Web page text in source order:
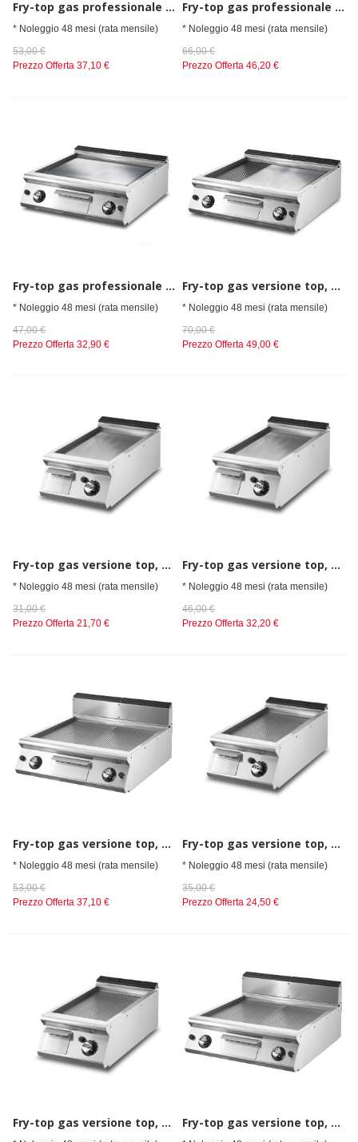
Fry-top gas professionale piastra 2/3 liscia 1/3 rigata da banco
* Noleggio 48 mesi (rata mensile)
53,00 €
Prezzo Offerta 37,10 €
Fry-top gas professionale piastra liscia cromata da banco
* Noleggio 48 mesi (rata mensile)
66,00 €
Prezzo Offerta 46,20 €
Fry-top gas professionale piastra liscia da banco
* Noleggio 48 mesi (rata mensile)
47,00 €
Prezzo Offerta 32,90 €
Fry-top gas versione top, piastra 2/3 liscia e 1/3 rigata cromata
* Noleggio 48 mesi (rata mensile)
70,00 €
Prezzo Offerta 49,00 €
Fry-top gas versione top, piastra liscia
* Noleggio 48 mesi (rata mensile)
31,00 €
Prezzo Offerta 21,70 €
Fry-top gas versione top, piastra liscia cromata
* Noleggio 48 mesi (rata mensile)
46,00 €
Prezzo Offerta 32,20 €
Fry-top gas versione top, piastra rigata
* Noleggio 48 mesi (rata mensile)
53,00 €
Prezzo Offerta 37,10 €
Fry-top gas versione top, piastra rigata
* Noleggio 48 mesi (rata mensile)
35,00 €
Prezzo Offerta 24,50 €
Fry-top gas versione top, piastra rigata cromata Fry-top gas versione top, piastra rigata cromata